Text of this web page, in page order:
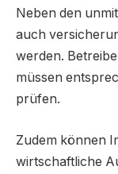
Neben den
auch
werden.
müssen
prüfen.
Zudem können
wirtschaftliche